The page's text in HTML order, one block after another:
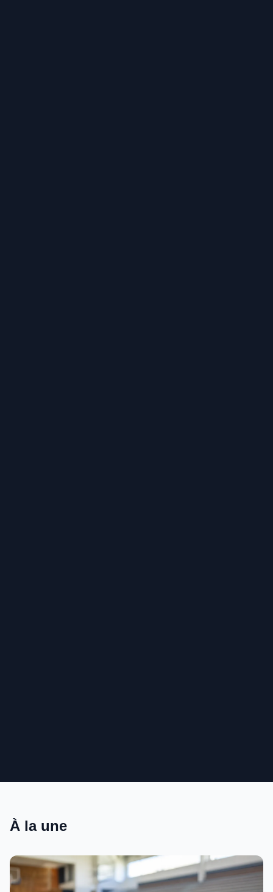
À la une